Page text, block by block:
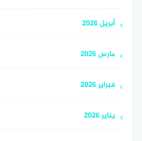
أبريل 2026
مارس 2026
فبراير 2026
يناير 2026